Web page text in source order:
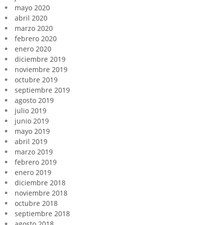
mayo 2020
abril 2020
marzo 2020
febrero 2020
enero 2020
diciembre 2019
noviembre 2019
octubre 2019
septiembre 2019
agosto 2019
julio 2019
junio 2019
mayo 2019
abril 2019
marzo 2019
febrero 2019
enero 2019
diciembre 2018
noviembre 2018
octubre 2018
septiembre 2018